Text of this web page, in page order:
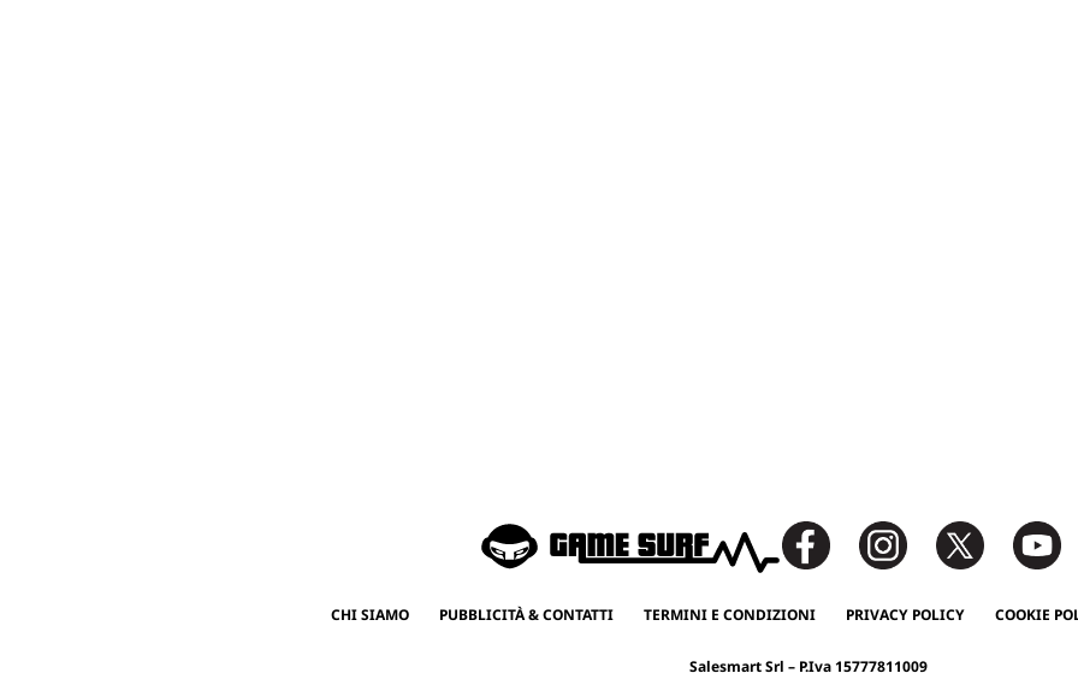
CHI SIAMO PUBBLICITÀ & CONTATTI TERMINI E CONDIZIONI PRIVACY POLICY COOKIE
Salesmart Srl – P.Iva 15777811009